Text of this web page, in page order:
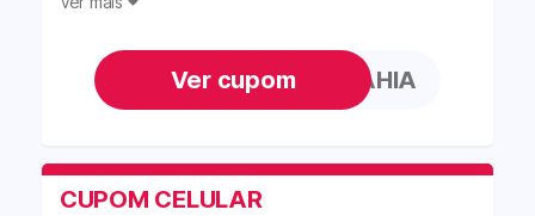
TVCASASBAHIA
CUPOM CELULAR